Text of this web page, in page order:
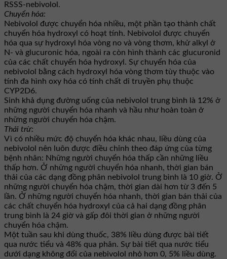
RSSS-nebivolol.
Chuyển hóa:
Nebivolol được chuyển hóa nhiều, một phần tạo thành chất
chuyển hóa hydroxyl có hoạt tính. Nebivolol được chuyển
hóa qua sự hydroxyl hóa vòng no và vòng thơm, khử alkyl ở
N- và glucuronic hóa, ngoài ra còn hình thành các glucuronid
của các chất chuyển hóa hydroxyl. Sự chuyển hóa của
nebivolol bằng cách hydroxyl hóa vòng thơm tùy thuộc vào
tính đa hình oxy hóa có tính chất di truyền phụ thuộc
CYP2D6.
Sinh khả dụng đường uống của nebivolol trung bình là 12% ở
những người chuyển hóa nhanh và hầu như hoàn toàn ở
những người chuyển hóa chậm.
Thải trừ:
Vì có nhiều mức độ chuyển hóa khác nhau, liều dùng của
nebivolol nên luôn được điều chỉnh theo đáp ứng của từng
bệnh nhân: Những người chuyển hóa thấp cần những liều
thấp hơn. Ở những người chuyển hóa nhanh, thời gian bán
thải của các dạng đồng phân nebivolol trung bình là 10 giờ. Ở
những người chuyển hóa chậm, thời gian dài hơn từ 3 đến 5
lần. Ở những người chuyển hóa nhanh, thời gian bán thải của
các chất chuyển hóa hydroxyl của cả hai dạng đồng phân
trung bình là 24 giờ và gấp đôi thời gian ở những người
chuyển hóa chậm.
Một tuần sau khi dùng thuốc, 38% liều dùng được bài tiết
qua nước tiểu và 48% qua phân. Sự bài tiết qua nước tiểu
dưới dạng không đổi của nebivolol nhỏ hơn 0, 5% liều dùng.